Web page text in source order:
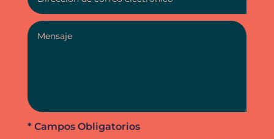
* Campos Obligatorios